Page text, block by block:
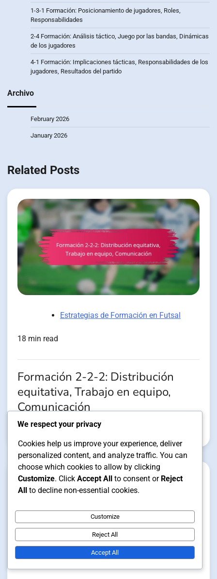
1-3-1 Formación: Posicionamiento de jugadores, Roles,
Responsabilidades
2-4 Formación: Análisis táctico, Juego por las bandas, Dinámicas
de los jugadores
4-1 Formación: Implicaciones tácticas, Responsabilidades de los
jugadores, Resultados del partido
Archivo
February 2026
January 2026
Related Posts
Estrategias de Formación en Futsal
18 min read
Formación 2-2-2: Distribución
equitativa, Trabajo en equipo,
Comunicación
We respect your privacy
Cookies help us improve your experience, deliver
personalized content, and analyze traffic. You can
choose which cookies to allow by clicking
Customize. Click Accept All to consent or Reject
All to decline non-essential cookies.
Customize
Reject All
Accept All